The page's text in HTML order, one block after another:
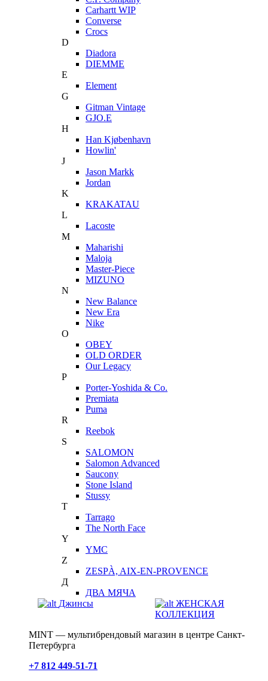
Carhartt WIP
Converse
Crocs
D
Diadora
DIEMME
E
Element
G
Gitman Vintage
GJO.E
H
Han Kjøbenhavn
Howlin'
J
Jason Markk
Jordan
K
KRAKATAU
L
Lacoste
M
Maharishi
Maloja
Master-Piece
MIZUNO
N
New Balance
New Era
Nike
O
OBEY
OLD ORDER
Our Legacy
P
Porter-Yoshida & Co.
Premiata
Puma
R
Reebok
S
SALOMON
Salomon Advanced
Saucony
Stone Island
Stussy
T
Tarrago
The North Face
Y
YMC
Z
ZESPÀ, AIX-EN-PROVENCE
Д
ДВА МЯЧА
Джинсы
ЖЕНСКАЯ
КОЛЛЕКЦИЯ
MINT — мультибрендовый магазин в центре Санкт-
Петербурга
+7 812 449-51-71